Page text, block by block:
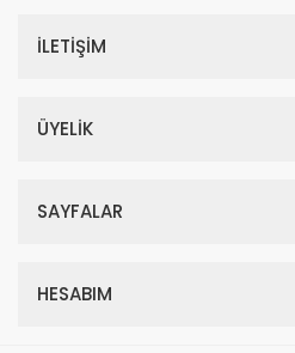
İLETİŞİM
ÜYELİK
SAYFALAR
HESABIM